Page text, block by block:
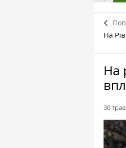
На
На
30